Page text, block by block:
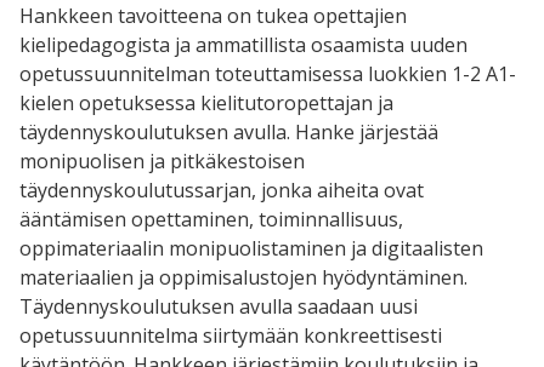
Hankkeen tavoitteena on tukea opettajien
kielipedagogista ja ammatillista osaamista uuden
opetussuunnitelman toteuttamisessa luokkien 1-2 A1-
kielen opetuksessa kielitutoropettajan ja
täydennyskoulutuksen avulla. Hanke järjestää
monipuolisen ja pitkäkestoisen
täydennyskoulutussarjan, jonka aiheita ovat
ääntämisen opettaminen, toiminnallisuus,
oppimateriaalin monipuolistaminen ja digitaalisten
materiaalien ja oppimisalustojen hyödyntäminen.
Täydennyskoulutuksen avulla saadaan uusi
opetussuunnitelma siirtymään konkreettisesti